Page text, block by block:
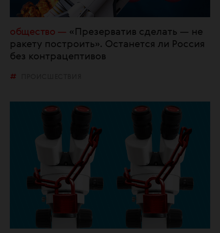
общество
«Презерватив сделать — не
ракету построить». Останется ли Россия
без контрацептивов